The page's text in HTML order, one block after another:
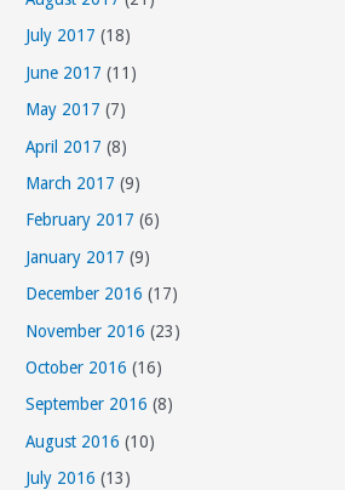
July 2017 (18)
June 2017 (11)
May 2017 (7)
April 2017 (8)
March 2017 (9)
February 2017 (6)
January 2017 (9)
December 2016 (17)
November 2016 (23)
October 2016 (16)
September 2016 (8)
August 2016 (10)
July 2016 (13)